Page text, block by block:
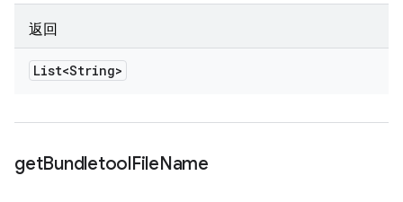
返回
List<String>
getBundletoolFileName